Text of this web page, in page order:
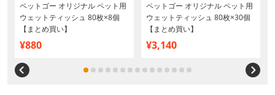
ペットゴー オリジナル ペット用
ウェットティッシュ 80枚×8個
【まとめ買い】
¥880
ペットゴー オリジナル ペット用
ウェットティッシュ 80枚×30個
【まとめ買い】
¥3,140